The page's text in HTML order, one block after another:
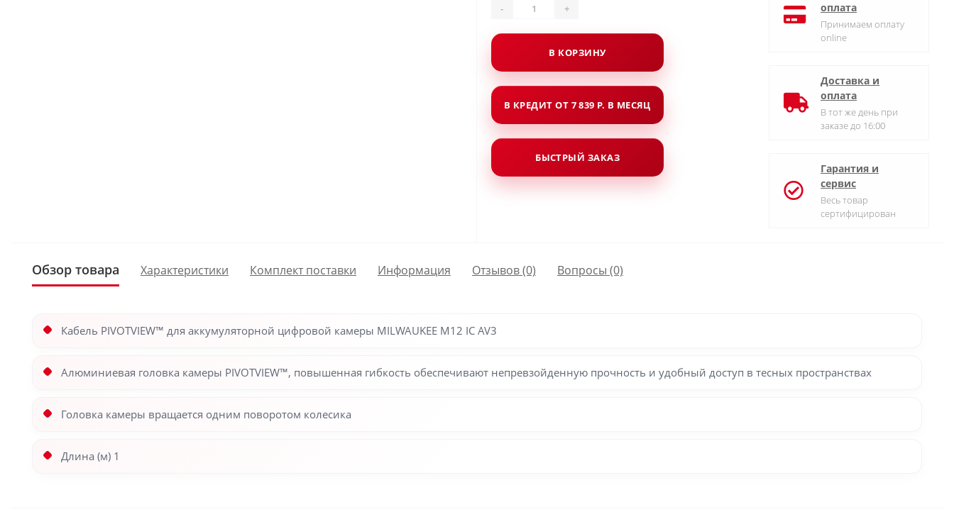
- +
В КОРЗИНУ
В КРЕДИТ ОТ 7 839 Р. В МЕСЯЦ
БЫСТРЫЙ ЗАКАЗ
оплата
Принимаем оплату
online
Доставка и
оплата
В тот же день при
заказе до 16:00
Гарантия и
сервис
Весь товар
сертифицирован
Обзор товара Характеристики Комплект поставки Информация Отзывов (0) Вопросы (0)
Кабель PIVOTVIEW™ для аккумуляторной цифровой камеры MILWAUKEE M12 IC AV3
Алюминиевая головка камеры PIVOTVIEW™, повышенная гибкость обеспечивают непревзойденную прочность и удобный доступ в тесных пространствах
Головка камеры вращается одним поворотом колесика
Длина (м) 1